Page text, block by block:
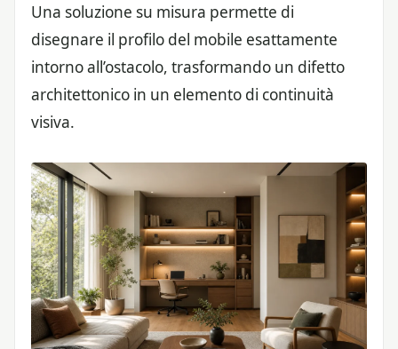
Una soluzione su misura permette di
disegnare il profilo del mobile esattamente
intorno all’ostacolo, trasformando un difetto
architettonico in un elemento di continuità
visiva.